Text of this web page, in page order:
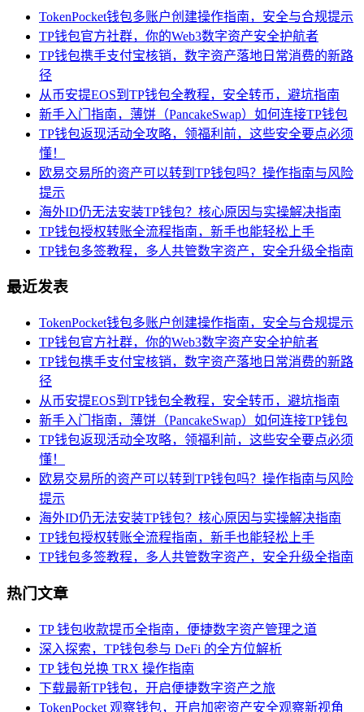
TokenPocket钱包多账户创建操作指南，安全与合规提示
TP钱包官方社群，你的Web3数字资产安全护航者
TP钱包携手支付宝核销，数字资产落地日常消费的新路
径
从币安提EOS到TP钱包全教程，安全转币，避坑指南
新手入门指南，薄饼（PancakeSwap）如何连接TP钱包
TP钱包返现活动全攻略，领福利前，这些安全要点必须
懂！
欧易交易所的资产可以转到TP钱包吗？操作指南与风险
提示
海外ID仍无法安装TP钱包？核心原因与实操解决指南
TP钱包授权转账全流程指南，新手也能轻松上手
TP钱包多签教程，多人共管数字资产，安全升级全指南
最近发表
TokenPocket钱包多账户创建操作指南，安全与合规提示
TP钱包官方社群，你的Web3数字资产安全护航者
TP钱包携手支付宝核销，数字资产落地日常消费的新路
径
从币安提EOS到TP钱包全教程，安全转币，避坑指南
新手入门指南，薄饼（PancakeSwap）如何连接TP钱包
TP钱包返现活动全攻略，领福利前，这些安全要点必须
懂！
欧易交易所的资产可以转到TP钱包吗？操作指南与风险
提示
海外ID仍无法安装TP钱包？核心原因与实操解决指南
TP钱包授权转账全流程指南，新手也能轻松上手
TP钱包多签教程，多人共管数字资产，安全升级全指南
热门文章
TP 钱包收款提币全指南，便捷数字资产管理之道
深入探索，TP钱包参与 DeFi 的全方位解析
TP 钱包兑换 TRX 操作指南
下载最新TP钱包，开启便捷数字资产之旅
TokenPocket 观察钱包，开启加密资产安全观察新视角